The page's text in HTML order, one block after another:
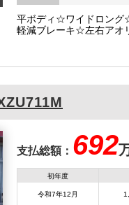
平ボディ☆ワイドロン
軽減ブレーキ☆左右アオ
支払総額： 692
初年度
令和7年12月